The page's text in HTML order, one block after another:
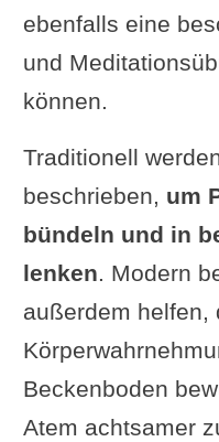
ebenfalls eine
und
können.
Traditionell
beschrieben, um
bündeln und in
lenken. Modern
außerdem helfen,
Beckenboden
Atem achtsamer